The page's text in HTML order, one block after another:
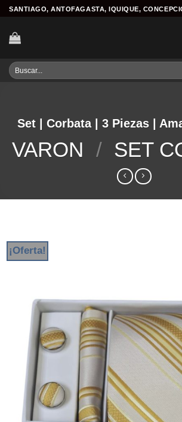
Skip
content
SANTIAGO, ANTOFAGASTA, IQUIQUE,
Buscar
por:
Set | Corbata | 3 Piezas |
VARON / SET
¡Oferta!